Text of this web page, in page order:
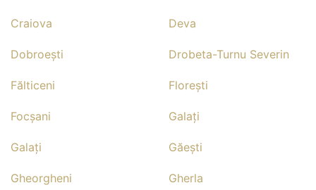
Craiova Deva
Dobroeşti Drobeta-Turnu Severin
Fălticeni Floreşti
Focşani Galaţi
Galaţi Găeşti
Gheorgheni Gherla